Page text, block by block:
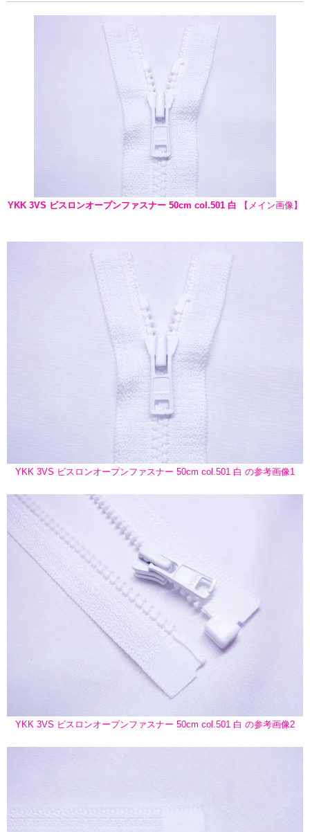
YKK 3VS ビスロンオープンファスナー 50cm col.501 白 【メイン画像】
YKK 3VS ビスロンオープンファスナー 50cm col.501 白 の参考画像1
YKK 3VS ビスロンオープンファスナー 50cm col.501 白 の参考画像2